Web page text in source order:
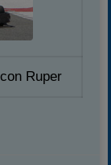
Ruper